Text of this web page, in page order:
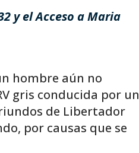
y el Acceso a Maria
hombre aún no
gris conducida por un
de Libertador
por causas que se